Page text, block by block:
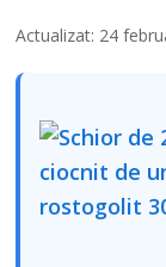
Actualizat: 24